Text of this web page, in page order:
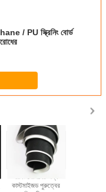
/ PU স্ক্রিনিং বোর্ড
রানিং মেশিনের জন্য
কাস্টমাইজড পুরুত্বের